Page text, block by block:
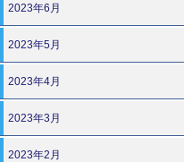
2023年6月
2023年5月
2023年4月
2023年3月
2023年2月